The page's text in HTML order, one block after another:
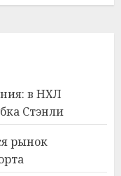
в НХЛ
Стэнли
рынок